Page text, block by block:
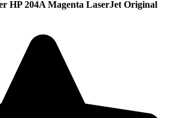
HP 204A Magenta LaserJet Original